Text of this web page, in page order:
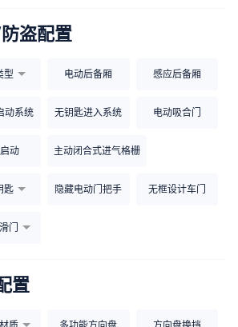
盗配置
型 电动后备厢 感应后备厢
动系统 无钥匙进入系统 电动吸合门
动 主动闭合式进气格栅
匙 隐藏电动门把手 无框设计车门
门
置